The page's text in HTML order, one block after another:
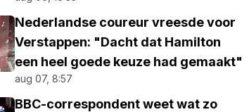
Nederlandse coureur vreesde voor
Verstappen: "Dacht dat Hamilton
een heel goede keuze had gemaakt"
aug 07, 8:57
BBC-correspondent weet wat zo